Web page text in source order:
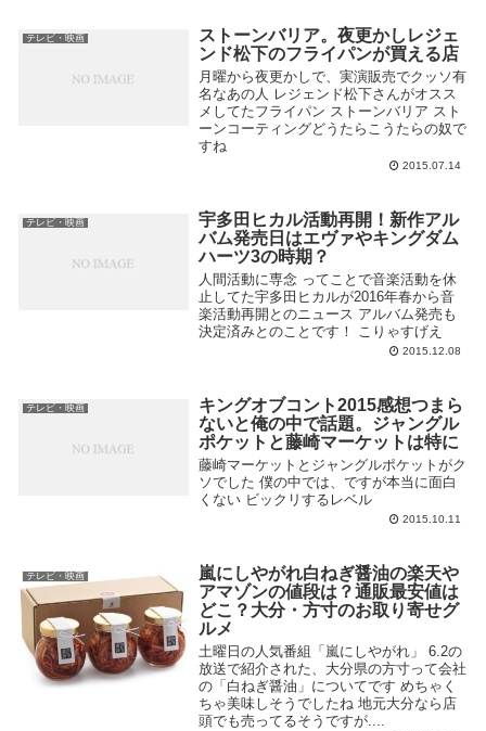
テレビ・映画
ストーンバリア。夜更かしレジェ
ンド松下のフライパンが買える店
月曜から夜更かしで、実演販売でクッソ有
名なあの人 レジェンド松下さんがオスス
メしてたフライパン ストーンバリア スト
ーンコーティングどうたらこうたらの奴で
すね
2015.07.14
テレビ・映画
宇多田ヒカル活動再開！新作アル
バム発売日はエヴァやキングダム
ハーツ3の時期？
人間活動に専念 ってことで音楽活動を休
止してた宇多田ヒカルが2016年春から音
楽活動再開とのニュース アルバム発売も
決定済みとのことです！ こりゃすげえ
2015.12.08
テレビ・映画
キングオブコント2015感想つまら
ないと俺の中で話題。ジャングル
ポケットと藤崎マーケットは特に
藤崎マーケットとジャングルポケットがク
ソでした 僕の中では、ですが本当に面白
くない ビックリするレベル
2015.10.11
テレビ・映画
嵐にしやがれ白ねぎ醤油の楽天や
アマゾンの値段は？通販最安値は
どこ？大分・方寸のお取り寄せグ
ルメ
土曜日の人気番組「嵐にしやがれ」 6.2の
放送で紹介された、大分県の方寸って会社
の「白ねぎ醤油」についてです めちゃく
ちゃ美味しそうでしたね 地元大分なら店
頭でも売ってるそうですが....